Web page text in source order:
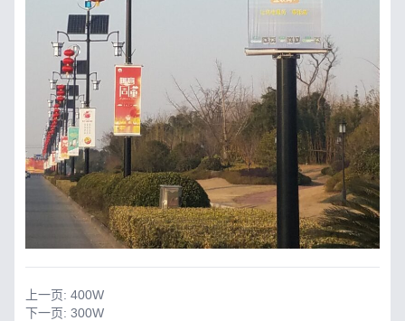
上一页: 400W
下一页: 300W